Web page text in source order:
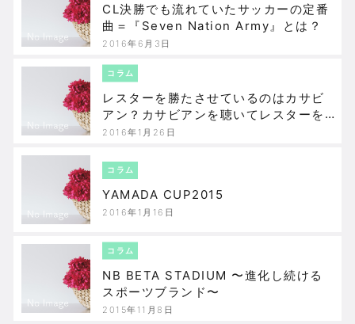
CL決勝でも流れていたサッカーの定番
曲＝『Seven Nation Army』とは？
2016年6月3日
コラム
レスターを勝たさせているのはカサビ
アン？カサビアンを聴いてレスターを
応援しよう！
2016年1月26日
コラム
YAMADA CUP2015
2016年1月16日
コラム
NB BETA STADIUM 〜進化し続ける
スポーツブランド〜
2015年11月8日